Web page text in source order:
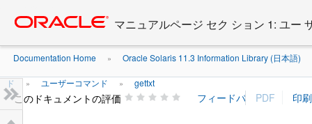
content
マニュアルページ セク ション 1: ユー
Documentation Home » Oracle Solaris 11.3 Information Library (日本語)
ド » ユーザーコマンド » gettxt
このドキュメントの評価